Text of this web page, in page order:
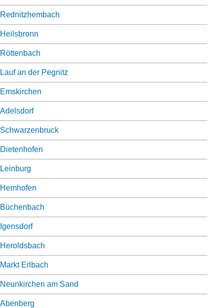
Rednitzhembach
Heilsbronn
Röttenbach
Lauf an der Pegnitz
Emskirchen
Adelsdorf
Schwarzenbruck
Dietenhofen
Leinburg
Hemhofen
Büchenbach
Igensdorf
Heroldsbach
Markt Erlbach
Neunkirchen am Sand
Abenberg